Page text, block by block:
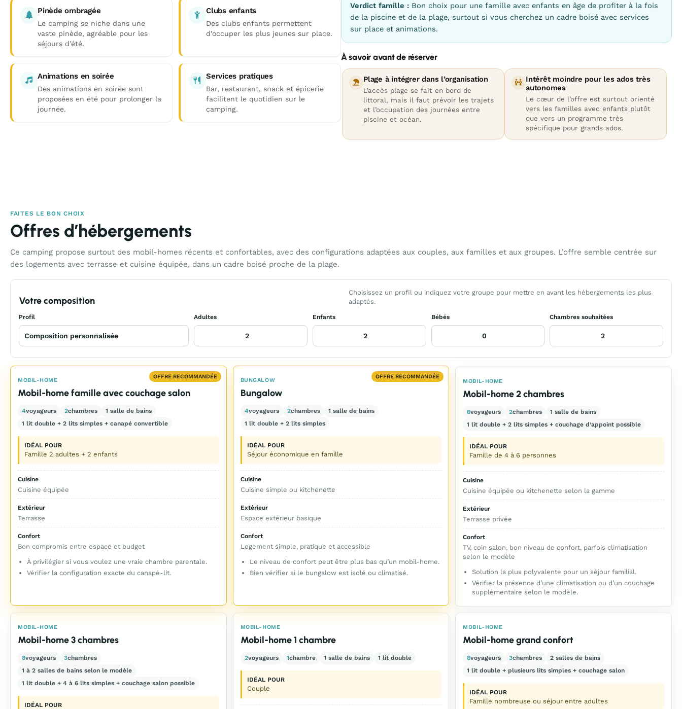
Pinède ombragée
Le camping se niche dans une
vaste pinède, agréable pour les
séjours d’été.
Clubs enfants
Des clubs enfants permettent
d’occuper les plus jeunes sur place.
Animations en soirée
Des animations en soirée sont
proposées en été pour prolonger la
journée.
Services pratiques
Bar, restaurant, snack et épicerie
facilitent le quotidien sur le
camping.
Verdict famille : Bon choix pour une famille avec enfants en âge de profiter à la fois
de la piscine et de la plage, surtout si vous cherchez un cadre boisé avec services
sur place et animations.
À savoir avant de réserver
Plage à intégrer dans l’organisation
L’accès plage se fait en bord de
littoral, mais il faut prévoir les trajets
et l’occupation des journées entre
piscine et océan.
Intérêt moindre pour les ados très
autonomes
Le cœur de l’offre est surtout orienté
vers les familles avec enfants plutôt
que vers un programme très
spécifique pour grands ados.
FAITES LE BON CHOIX
Offres d’hébergements
Ce camping propose surtout des mobil-homes récents et confortables, avec des configurations adaptées aux couples, aux familles et aux groupes. L’offre semble centrée sur
des logements avec terrasse et cuisine équipée, dans un cadre boisé proche de la plage.
Votre composition
Choisissez un profil ou indiquez votre groupe pour mettre en avant les hébergements les plus
adaptés.
Profil Adultes Enfants Bébés Chambres souhaitées
MOBIL-HOME
Mobil-home 2 chambres
6voyageurs 2chambres
1 salle de bains
1 lit double + 2 lits simples + couchage d’appoint possible
IDÉAL POUR
Famille de 4 à 6 personnes
Cuisine
Cuisine équipée ou kitchenette selon la gamme
Extérieur
Terrasse privée
Confort
TV, coin salon, bon niveau de confort, parfois climatisation
selon le modèle
Solution la plus polyvalente pour un séjour familial.
Vérifier la présence d’une climatisation ou d’un couchage
supplémentaire selon le modèle.
MOBIL-HOME
Mobil-home 3 chambres
8voyageurs 3chambres
1 à 2 salles de bains selon le modèle
1 lit double + 4 à 6 lits simples + couchage salon possible
IDÉAL POUR
MOBIL-HOME
Mobil-home 1 chambre
2voyageurs 1chambre 1 salle de bains 1 lit double
IDÉAL POUR
Couple
OFFRE RECOMMANDÉE
MOBIL-HOME
Mobil-home famille avec couchage salon
4voyageurs 2chambres
1 salle de bains
1 lit double + 2 lits simples + canapé convertible
IDÉAL POUR
Famille 2 adultes + 2 enfants
Cuisine
Cuisine équipée
Extérieur
Terrasse
Confort
Bon compromis entre espace et budget
À privilégier si vous voulez une vraie chambre parentale.
Vérifier la configuration exacte du canapé-lit.
MOBIL-HOME
Mobil-home grand confort
8voyageurs 3chambres
2 salles de bains
1 lit double + plusieurs lits simples + couchage salon
IDÉAL POUR
Famille nombreuse ou séjour entre adultes
OFFRE RECOMMANDÉE
BUNGALOW
Bungalow
4voyageurs 2chambres
1 salle de bains
1 lit double + 2 lits simples
IDÉAL POUR
Séjour économique en famille
Cuisine
Cuisine simple ou kitchenette
Extérieur
Espace extérieur basique
Confort
Logement simple, pratique et accessible
Le niveau de confort peut être plus bas qu’un mobil-home.
Bien vérifier si le bungalow est isolé ou climatisé.